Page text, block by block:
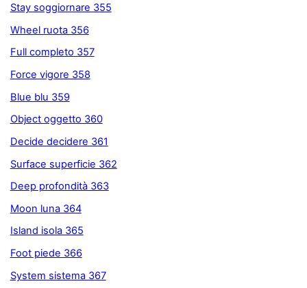
Stay soggiornare 355
Wheel ruota 356
Full completo 357
Force vigore 358
Blue blu 359
Object oggetto 360
Decide decidere 361
Surface superficie 362
Deep profondità 363
Moon luna 364
Island isola 365
Foot piede 366
System sistema 367